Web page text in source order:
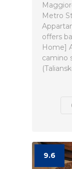
Metro
offers
Home]
camino
9.6